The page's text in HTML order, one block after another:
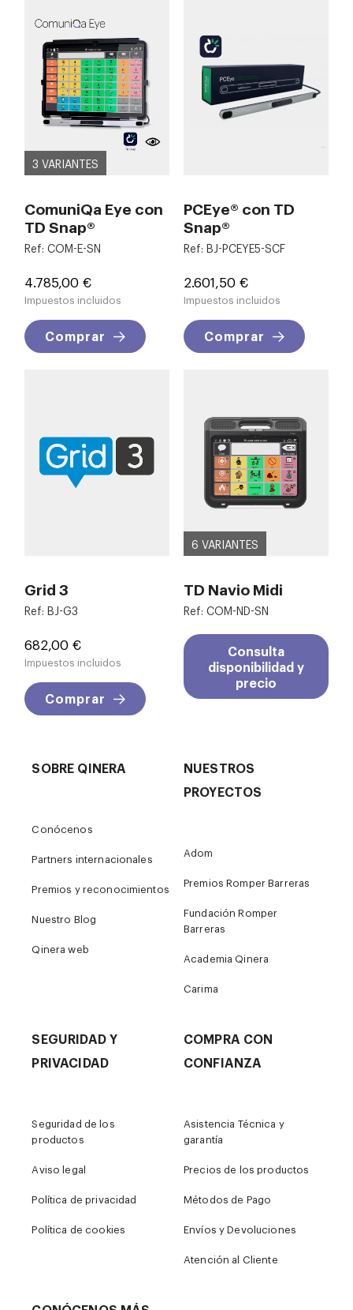
3 VARIANTES
ComuniQa Eye con
TD Snap®
Ref: COM-E-SN
Precio
4.785,00 €
Impuestos incluidos
Comprar
PCEye® con TD
Snap®
Ref: BJ-PCEYE5-SCF
Precio
2.601,50 €
Impuestos incluidos
Comprar
Grid 3
Ref: BJ-G3
Precio
682,00 €
Impuestos incluidos
Comprar
6 VARIANTES
TD Navio Midi
Ref: COM-ND-SN
Consulta
disponibilidad y
precio
SOBRE QINERA
Conócenos
Partners internacionales
Premios y reconocimientos
Nuestro Blog
Qinera web
NUESTROS
PROYECTOS
Adom
Premios Romper Barreras
Fundación Romper
Barreras
Academia Qinera
Carima
SEGURIDAD Y
PRIVACIDAD
Seguridad de los
productos
Aviso legal
Política de privacidad
Política de cookies
COMPRA CON
CONFIANZA
Asistencia Técnica y
garantía
Precios de los productos
Métodos de Pago
Envíos y Devoluciones
Atención al Cliente